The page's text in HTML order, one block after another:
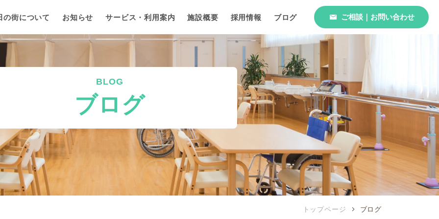
の街について お知らせ サービス・利用案内 施設概要 採用情報 ブログ ご相談｜お問い合わせ
BLOG
ブログ
トップページ ブログ